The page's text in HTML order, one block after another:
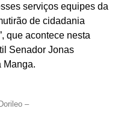
serviços equipes da
de cidadania
que acontece nesta
Senador Jonas
Manga.
–